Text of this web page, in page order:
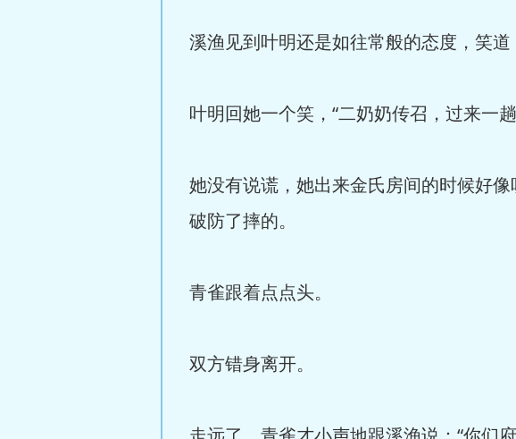
溪渔见到叶明还是如往常般的态度，笑
叶明回她一个笑，“二奶奶传召，过来一
她没有说谎，她出来金氏房间的时候好
破防了摔的。
青雀跟着点点头。
双方错身离开。